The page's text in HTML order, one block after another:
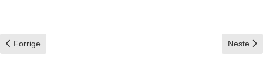
Forrige artikkel: Skulebas
Forrige Neste
Neste